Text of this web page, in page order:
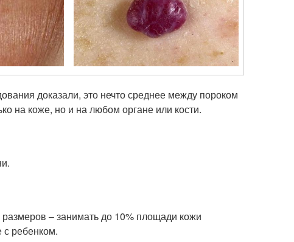
доказали, это нечто среднее между пороком
на коже, но и на любом органе или кости.
– занимать до 10% площади кожи
ребенком.